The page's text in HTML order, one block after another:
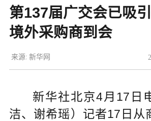
第137届广交会已吸
境外采购商到会
来源: 新华网
新华社北京4月17日
洁、谢希瑶）记者17日从